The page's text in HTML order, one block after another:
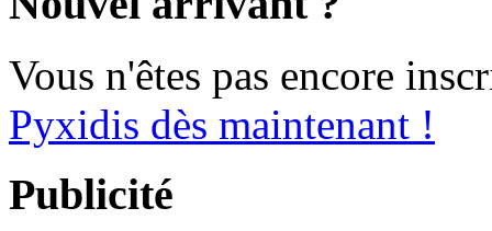
Vous n'êtes pas encore
Pyxidis dès maintenant !
Publicité